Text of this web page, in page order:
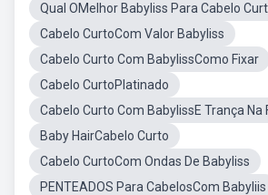
Qual OMelhor Babyliss Para Cabelo
Cabelo CurtoCom Valor Babyliss
Cabelo Curto Com BabylissComo Fixar
Cabelo CurtoPlatinado
Cabelo Curto Com BabylissE Trança Na
Baby HairCabelo Curto
Cabelo CurtoCom Ondas De Babyliss
PENTEADOS Para CabelosCom Babyliis